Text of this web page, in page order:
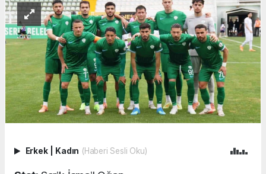
Erkek Kadın (Haberi Sesli Oku)